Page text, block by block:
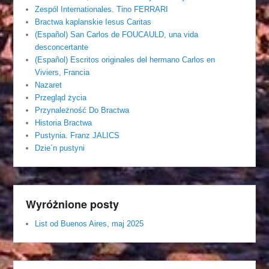
Zespól Internationales. Tino FERRARI
Bractwa kaplanskie Iesus Caritas
(Español) San Carlos de FOUCAULD, una vida
desconcertante
(Español) Escritos originales del hermano Carlos en
Viviers, Francia
Nazaret
Przegląd życia
Przynależność Do Bractwa
Historia Bractwa
Pustynia. Franz JALICS
Dzie´n pustyni
Wyróżnione posty
List od Buenos Aires, maj 2025